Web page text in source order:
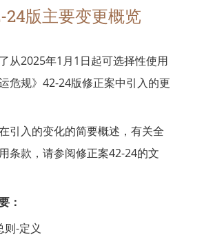
24版主要变更概览
从2025年1月1日起可选择性使用
危规》42-24版修正案中引入的更
引入的变化的简要概述，有关全
条款，请参阅修正案42-24的文
：
则-定义